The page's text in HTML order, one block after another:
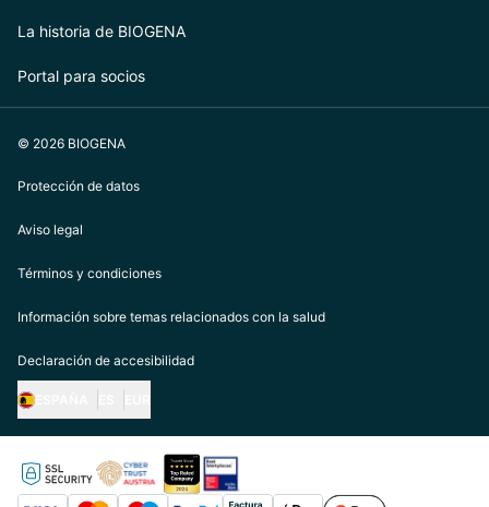
La historia de BIOGENA
Portal para socios
© 2026 BIOGENA
Protección de datos
Aviso legal
Términos y condiciones
Información sobre temas relacionados con la salud
Declaración de accesibilidad
https://biogena.com/de-at
https://biogena.com/de-de
https://biogena.com/de-ch